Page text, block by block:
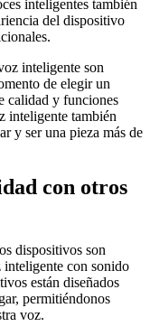
inteligentes también
del dispositivo
inteligente son
de elegir un
calidad y funciones
inteligente también
y ser una pieza más de
con otros
dispositivos son
inteligente con sonido
están diseñados
permitiéndonos
voz.